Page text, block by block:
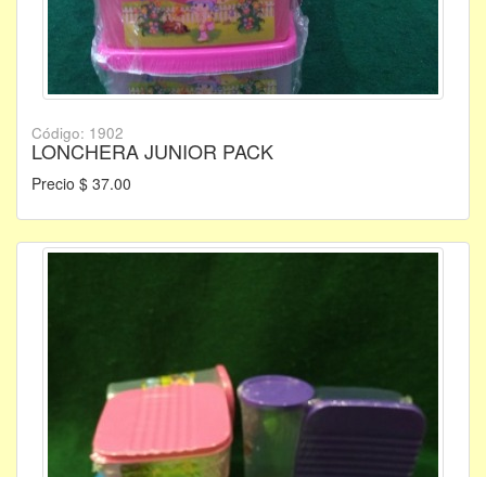
Código: 1902
LONCHERA JUNIOR PACK
Precio $ 37.00